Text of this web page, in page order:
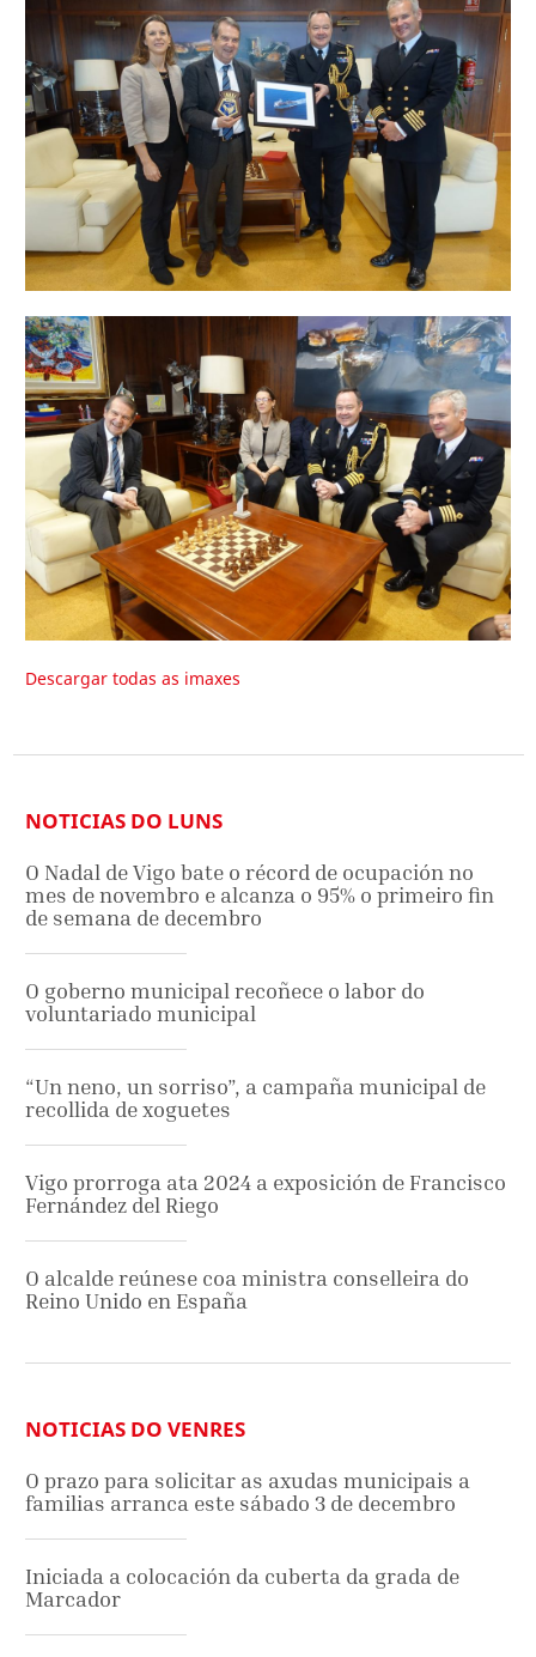
Descargar todas as imaxes
NOTICIAS DO LUNS
O Nadal de Vigo bate o récord de ocupación no
mes de novembro e alcanza o 95% o primeiro fin
de semana de decembro
O goberno municipal recoñece o labor do
voluntariado municipal
“Un neno, un sorriso”, a campaña municipal de
recollida de xoguetes
Vigo prorroga ata 2024 a exposición de Francisco
Fernández del Riego
O alcalde reúnese coa ministra conselleira do
Reino Unido en España
NOTICIAS DO VENRES
O prazo para solicitar as axudas municipais a
familias arranca este sábado 3 de decembro
Iniciada a colocación da cuberta da grada de
Marcador